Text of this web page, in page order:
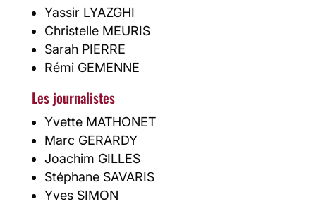
Yassir LYAZGHI
Christelle MEURIS
Sarah PIERRE
Rémi GEMENNE
Les journalistes
Yvette MATHONET
Marc GERARDY
Joachim GILLES
Stéphane SAVARIS
Yves SIMON